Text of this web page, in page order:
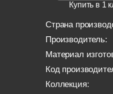
Купить в 1
Страна
Производитель:
Материал
Код
Коллекция: